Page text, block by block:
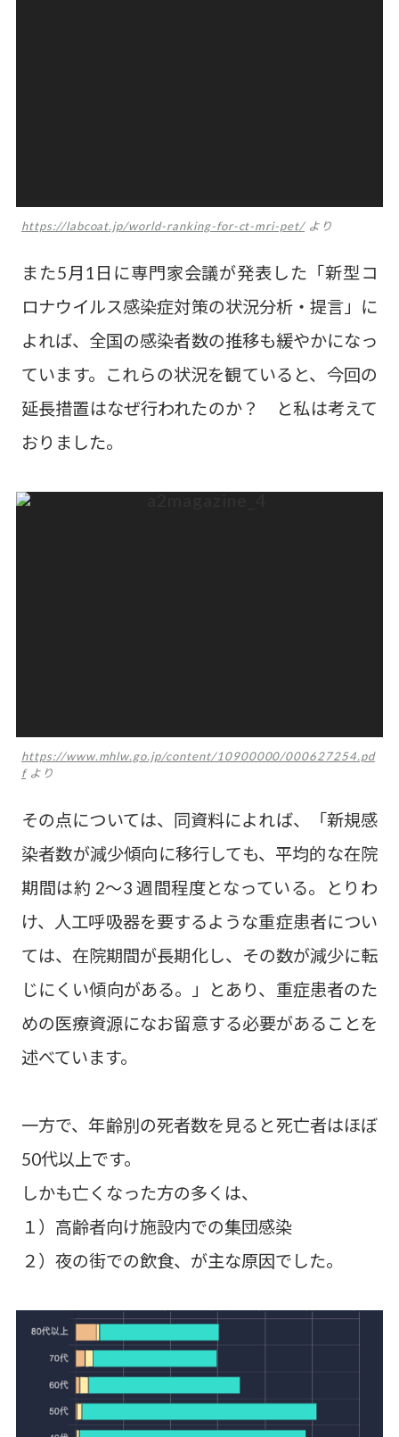
https://labcoat.jp/world-ranking-for-ct-mri-pet/ より
また5月1日に専門家会議が発表した「新型コ
ロナウイルス感染症対策の状況分析・提言」に
よれば、全国の感染者数の推移も緩やかになっ
ています。これらの状況を観ていると、今回の
延長措置はなぜ行われたのか？ と私は考えて
おりました。
https://www.mhlw.go.jp/content/10900000/000627254.pd
f より
その点については、同資料によれば、「新規感
染者数が減少傾向に移行しても、平均的な在院
期間は約 2～3 週間程度となっている。とりわ
け、人工呼吸器を要するような重症患者につい
ては、在院期間が長期化し、その数が減少に転
じにくい傾向がある。」とあり、重症患者のた
めの医療資源になお留意する必要があることを
述べています。
一方で、年齢別の死者数を見ると死亡者はほぼ
50代以上です。
しかも亡くなった方の多くは、
１）高齢者向け施設内での集団感染
２）夜の街での飲食、が主な原因でした。